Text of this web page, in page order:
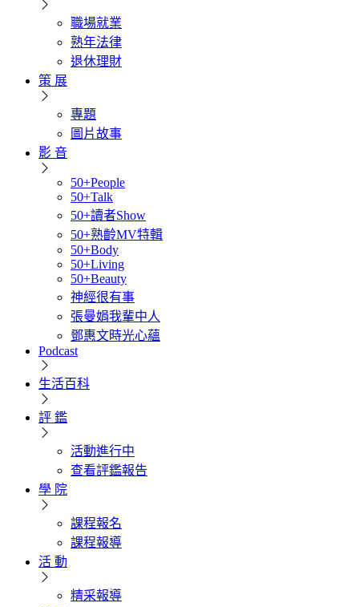
職場就業
熟年法律
退休理財
策 展
專題
圖片故事
影 音
50+People
50+Talk
50+讀者Show
50+熟齡MV特輯
50+Body
50+Living
50+Beauty
神經很有事
張曼娟我輩中人
鄧惠文時光心蘊
Podcast
生活百科
評 鑑
活動進行中
查看評鑑報告
學 院
課程報名
課程報導
活 動
精采報導